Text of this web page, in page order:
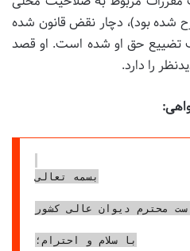
شده بود)، دچار نقض قانون شده
تضییع حق او شده است. او قصد
را دارد.
بسمه تعالی
محترم دیوان عالی کشور
با سلام و احترام؛